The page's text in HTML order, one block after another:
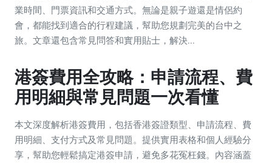
業時間、門票資訊和交通方式。無論是親子遊還是情侶約
會，都能找到適合的行程建議，幫助您規劃完美的台中之
旅。文章還包含常見問答和實用貼士，解決...
港簽費用全攻略：申請流程、費
用明細與常見問題一次看懂
本文深度解析港簽費用，包括香港簽證類型、申請流程、費
用明細、支付方式及常見問題。提供實用表格和個人經驗分
享，幫助您輕鬆搞定港簽申請，避免多花冤枉錢。內容涵蓋